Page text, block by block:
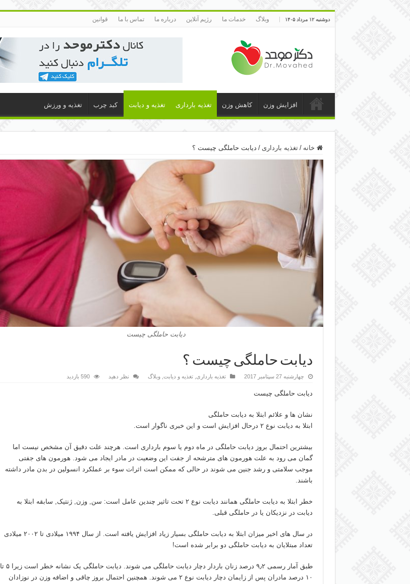
دوشنبه ۱۲ مرداد ۱۴۰۵ وبلاگ خدمات ما رژیم آنلاین درباره ما تماس با ما قوانین
افزایش وزن کاهش وزن تغذیه بارداری تغذیه و دیابت کبد چرب تغذیه و ورزش
خانه / تغذیه بارداری / دیابت حاملگی چیست ؟
دیابت حاملگی چیست
دیابت حاملگی چیست ؟
چهارشنبه 27 سپتامبر 2017 تغذیه بارداری ,تغذیه و دیابت ,وبلاگ نظر دهید 590 بازدید
دیابت حاملگی چیست
نشان ها و علائم ابتلا به دیابت حاملگی
ابتلا به دیابت نوع ۲ درحال افزایش است و این خبری ناگوار است.
بیشترین احتمال بروز دیابت حاملگی در ماه دوم یا سوم بارداری است. هرچند علت دقیق آن مشخص نیست اما
گمان می رود به علت هورمون های مترشحه از جفت این وضعیت در مادر ایجاد می شود. هورمون های جفتی
موجب سلامتی و رشد جنین می شوند در حالی که ممکن است اثرات سوء بر عملکرد انسولین در بدن مادر داشته
باشند.
خطر ابتلا به دیابت حاملگی همانند دیابت نوع ۲ تحت تاثیر چندین عامل است: سن, وزن, ژنتیک, سابقه ابتلا به
دیابت در نزدیکان یا در حاملگی قبلی.
در سال های اخیر میزان ابتلا به دیابت حاملگی بسیار زیاد افزایش یافته است. از سال ۱۹۹۴ میلادی تا ۲۰۰۲ میلادی
تعداد مبتلایان به دیابت حاملگی دو برابر شده است!
طبق آمار رسمی ۹٫۲ درصد زنان باردار دچار دیابت حاملگی می شوند. دیابت حاملگی یک نشانه خطر است زیرا ۵ تا
۱۰ درصد مادران پس از زایمان دچار دیابت نوع ۲ می شوند. همچنین احتمال بروز چاقی و اضافه وزن در نوزادان